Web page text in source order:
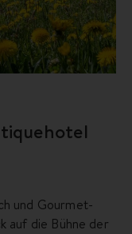
und Gourmet-
auf die Bühne der